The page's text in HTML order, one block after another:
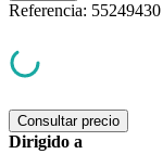
Referencia: 55249430
Consultar precio
Dirigido a